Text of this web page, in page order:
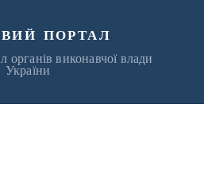
портал
органів виконавчої влади
України